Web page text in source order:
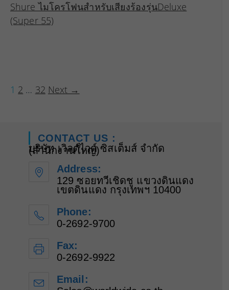
Shure ไมโครโฟนสำหรับเสียงร้องรุ่นDeluxe
(Super 55)
1 2 … 32 Next →
CONTACT US :
บริษัท เวิลด์ไวด์ ซิสเต็มส์ จำกัด
(สำนักงานใหญ่)
Address:
129 ซอยทวีเชิดชู แขวงดินแดง
เขตดินแดง กรุงเทพฯ 10400
Phone:
0-2692-9700
Fax:
0-2692-9922
Email: